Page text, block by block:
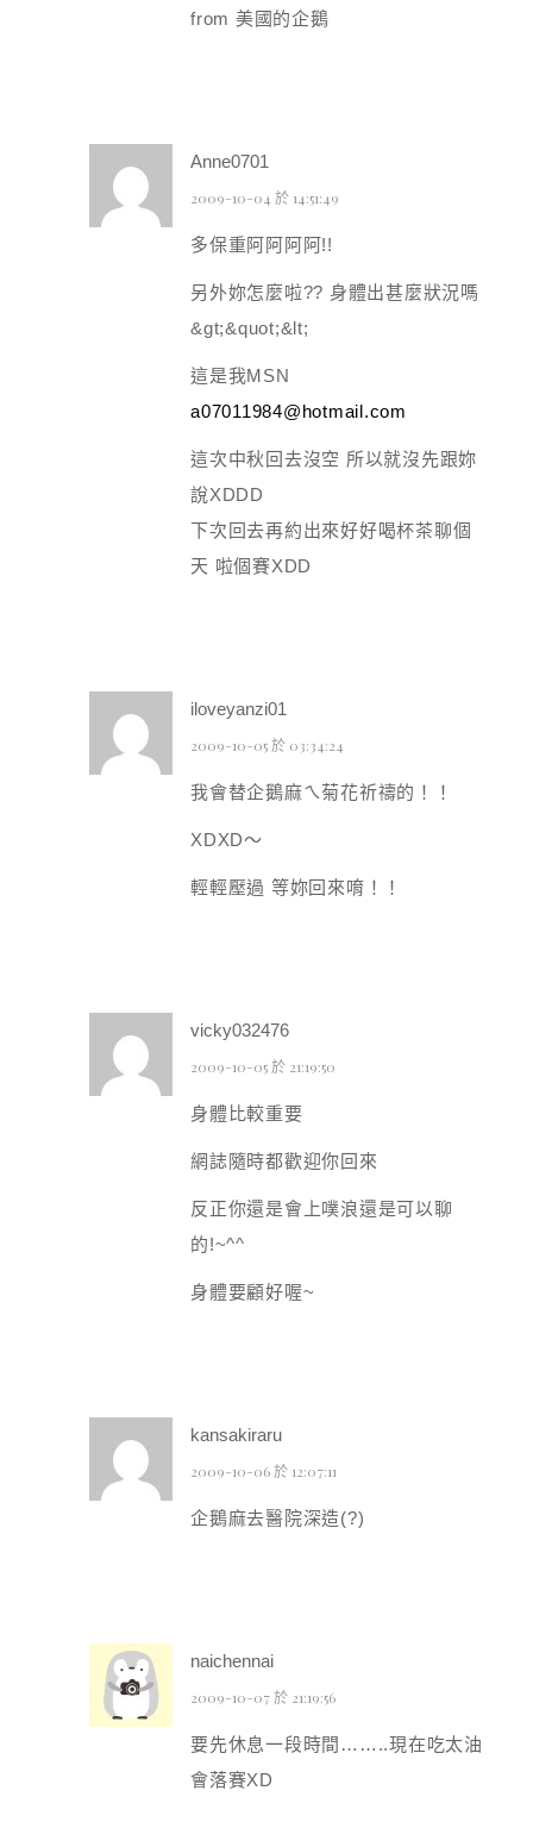
from 美國的企鵝
Anne0701
2009-10-04 於 14:51:49
多保重阿阿阿阿!!
另外妳怎麼啦?? 身體出甚麼狀況嗎
&gt;&quot;&lt;
這是我MSN
a07011984@hotmail.com
這次中秋回去沒空 所以就沒先跟妳
說XDDD
下次回去再約出來好好喝杯茶聊個
天 啦個賽XDD
iloveyanzi01
2009-10-05 於 03:34:24
我會替企鵝麻ㄟ菊花祈禱的！！
XDXD～
輕輕壓過 等妳回來唷！！
vicky032476
2009-10-05 於 21:19:50
身體比較重要
網誌隨時都歡迎你回來
反正你還是會上噗浪還是可以聊
的!~^^
身體要顧好喔~
kansakiraru
2009-10-06 於 12:07:11
企鵝麻去醫院深造(?)
naichennai
2009-10-07 於 21:19:56
要先休息一段時間……..現在吃太油
會落賽XD